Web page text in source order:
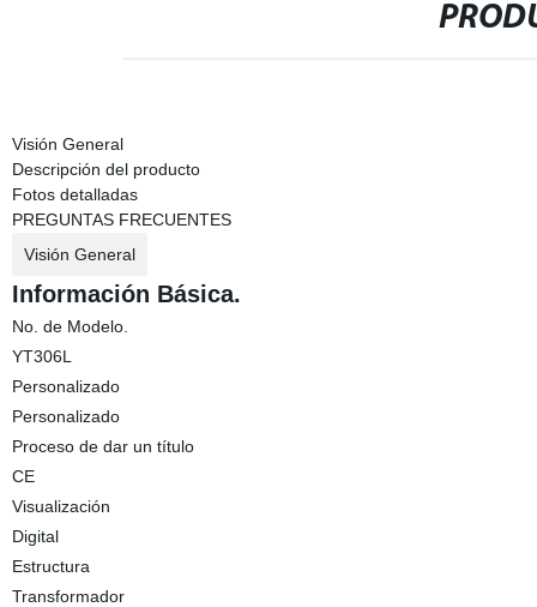
Visión General
Descripción del producto
Fotos detalladas
PREGUNTAS FRECUENTES
Visión General
Información Básica.
No. de Modelo.
YT306L
Personalizado
Personalizado
Proceso de dar un título
CE
Visualización
Digital
Estructura
Transformador